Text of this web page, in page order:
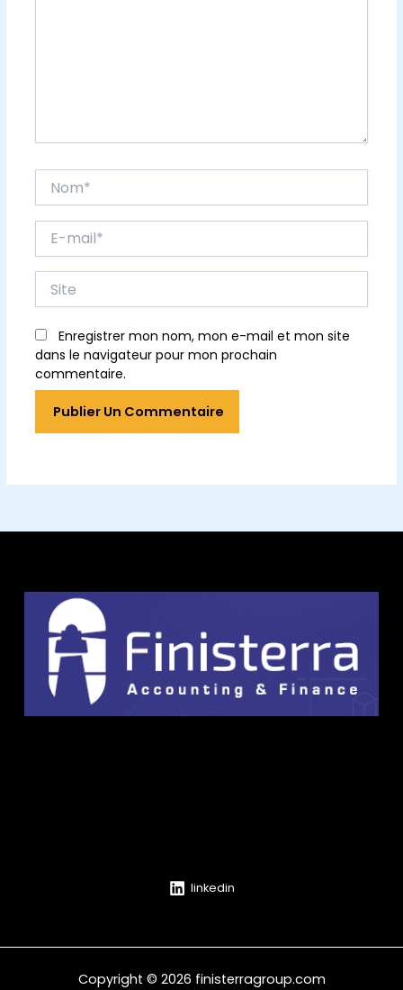
mail*
Enregistrer mon nom, mon e-mail et mon site
dans le navigateur pour mon prochain
commentaire.
linkedin
Copyright © 2026 finisterragroup.com